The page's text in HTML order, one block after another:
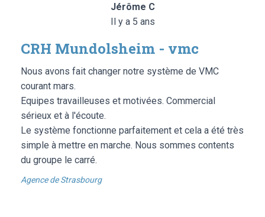
Jérôme C
Il y a 5 ans
CRH Mundolsheim - vmc
Nous avons fait changer notre système de VMC
courant mars.
Equipes travailleuses et motivées. Commercial
sérieux et à l'écoute.
Le système fonctionne parfaitement et cela a été très
simple à mettre en marche. Nous sommes contents
du groupe le carré.
Agence de Strasbourg